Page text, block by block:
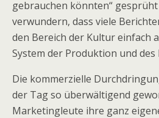
gebrauchen könnten“
verwundern, dass viele
den Bereich der Kultur einfach
System der Produktion und des
Die kommerzielle
der Tag so überwältigend
Marketingleute ihre ganz